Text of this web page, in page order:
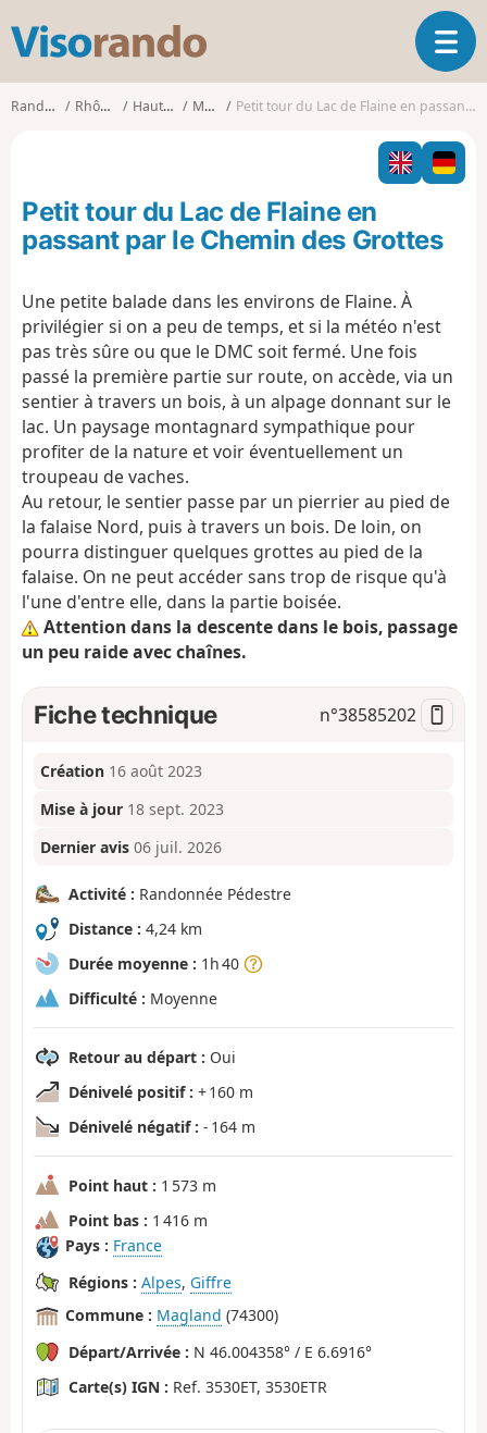
s
o
O
u
i
r
l
t
i
Randonnées Rhône-Alpes Haute-Savoie Magland Petit tour du Lac de Flaine en passant par le Chemin des Grottes
Petit tour du Lac de Flaine en
passant par le Chemin des Grottes
Une petite balade dans les environs de Flaine. À
privilégier si on a peu de temps, et si la météo n'est
pas très sûre ou que le DMC soit fermé. Une fois
passé la première partie sur route, on accède, via un
sentier à travers un bois, à un alpage donnant sur le
lac. Un paysage montagnard sympathique pour
profiter de la nature et voir éventuellement un
troupeau de vaches.
Au retour, le sentier passe par un pierrier au pied de
la falaise Nord, puis à travers un bois. De loin, on
pourra distinguer quelques grottes au pied de la
falaise. On ne peut accéder sans trop de risque qu'à
l'une d'entre elle, dans la partie boisée.
Attention dans la descente dans le bois, passage
un peu raide avec chaînes.
Fiche technique n°38585202
Création 16 août 2023
Mise à jour 18 sept. 2023
Dernier avis 06 juil. 2026
Activité : Randonnée Pédestre
Distance : 4,24 km
Durée moyenne : 1h 40
Difficulté : Moyenne
Retour au départ : Oui
Dénivelé positif : + 160 m
Dénivelé négatif : - 164 m
Point haut : 1 573 m
Point bas : 1 416 m
Pays : France
Régions : Alpes, Giffre
Commune : Magland (74300)
Départ/Arrivée : N 46.004358° / E 6.6916°
Carte(s) IGN : Ref. 3530ET, 3530ETR